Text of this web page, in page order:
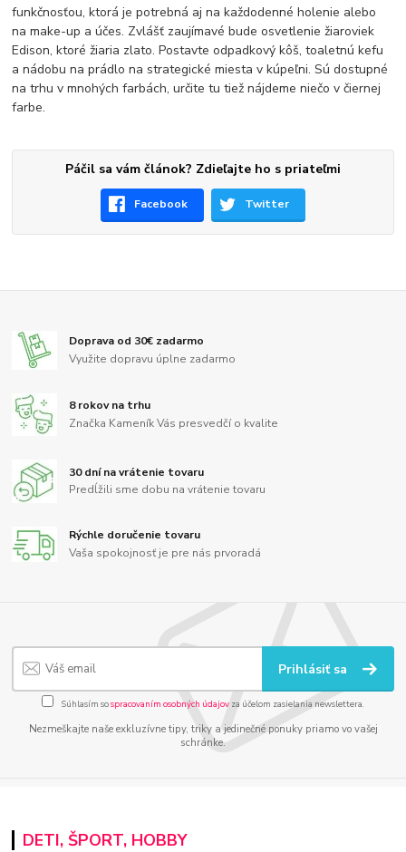
funkčnosťou, ktorá je potrebná aj na každodenné holenie alebo
na make-up a účes. Zvlášť zaujímavé bude osvetlenie žiaroviek
Edison, ktoré žiaria zlato. Postavte odpadkový kôš, toaletnú kefu
a nádobu na prádlo na strategické miesta v kúpeľni. Sú dostupné
na trhu v mnohých farbách, určite tu tiež nájdeme niečo v čiernej
farbe.
Páčil sa vám článok? Zdieľajte ho s priateľmi
Facebook Twitter
Doprava od 30€ zadarmo
Využite dopravu úplne zadarmo
8 rokov na trhu
Značka Kameník Vás presvedčí o kvalite
30 dní na vrátenie tovaru
Predĺžili sme dobu na vrátenie tovaru
Rýchle doručenie tovaru
Vaša spokojnosť je pre nás prvoradá
Prihlásiť sa
Súhlasím sospracovaním osobných údajov za účelom zasielania newslettera.
Nezmeškajte naše exkluzívne tipy, triky a jedinečné ponuky priamo vo vašej
schránke.
DETI, ŠPORT, HOBBY